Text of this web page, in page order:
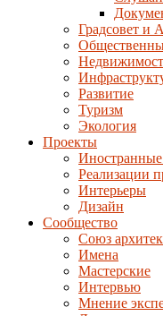
Градсовет и
Развитие
Туризм
Экология
Проекты
Реализации
Интерьеры
Дизайн
Сообщество
Союз
Имена
Мастерские
Интервью
Мнение